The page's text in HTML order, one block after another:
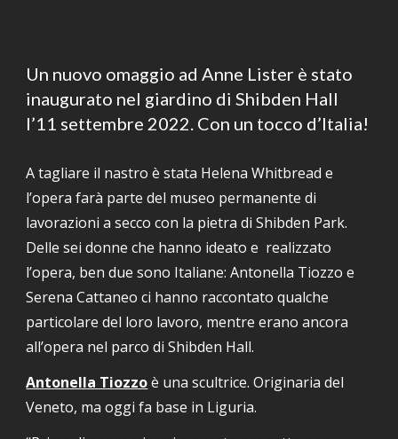
Un nuovo omaggio ad Anne Lister è stato
inaugurato nel giardino di Shibden Hall
l’11 settembre 2022. Con un tocco d’Italia!
A tagliare il nastro è stata Helena Whitbread e
l’opera farà parte del museo permanente di
lavorazioni a secco con la pietra di Shibden Park.
Delle sei donne che hanno ideato e  realizzato
l’opera, ben due sono Italiane: Antonella Tiozzo e
Serena Cattaneo ci hanno raccontato qualche
particolare del loro lavoro, mentre erano ancora
all’opera nel parco di Shibden Hall.
Antonella Tiozzo è una scultrice. Originaria del
Veneto, ma oggi fa base in Liguria.